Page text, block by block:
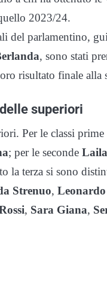
2023/24.
del parlamentino,
, sono stati
risultato finale alla
superiori
Per le classi
; per le seconde
la terza si sono
Strenuo,
, Sara Giana,